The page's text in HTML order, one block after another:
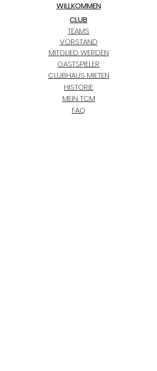
WILLKOMMEN
TEAMS
VORSTAND
CLUB
HISTORIE
MITGLIED WERDEN
GASTSPIELER
CLUBHAUS MIETEN
MEIN TCM
FAQ